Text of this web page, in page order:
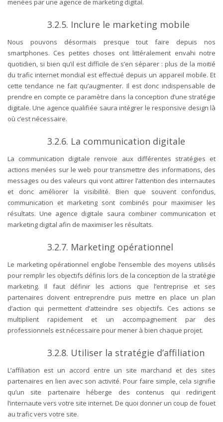
menées par une agence de marketing digital.
3.2.5. Inclure le marketing mobile
Nous pouvons désormais presque tout faire depuis nos
smartphones. Ces petites choses ont littéralement envahi notre
quotidien, si bien qu’il est difficile de s’en séparer : plus de la moitié
du trafic internet mondial est effectué depuis un appareil mobile. Et
cette tendance ne fait qu’augmenter. Il est donc indispensable de
prendre en compte ce paramètre dans la conception d’une stratégie
digitale. Une agence qualifiée saura intégrer le responsive design là
où c’est nécessaire.
3.2.6. La communication digitale
La communication digitale renvoie aux différentes stratégies et
actions menées sur le web pour transmettre des informations, des
messages ou des valeurs qui vont attirer l’attention des internautes
et donc améliorer la visibilité. Bien que souvent confondus,
communication et marketing sont combinés pour maximiser les
résultats. Une agence digitale saura combiner communication et
marketing digital afin de maximiser les résultats.
3.2.7. Marketing opérationnel
Le marketing opérationnel englobe l’ensemble des moyens utilisés
pour remplir les objectifs définis lors de la conception de la stratégie
marketing. Il faut définir les actions que l’entreprise et ses
partenaires doivent entreprendre puis mettre en place un plan
d’action qui permettent d’atteindre ses objectifs. Ces actions se
multiplient rapidement et un accompagnement par des
professionnels est nécessaire pour mener à bien chaque projet.
3.2.8. Utiliser la stratégie d’affiliation
L’affiliation est un accord entre un site marchand et des sites
partenaires en lien avec son activité. Pour faire simple, cela signifie
qu’un site partenaire héberge des contenus qui redirigent
l’internaute vers votre site internet. De quoi donner un coup de fouet
au trafic vers votre site.